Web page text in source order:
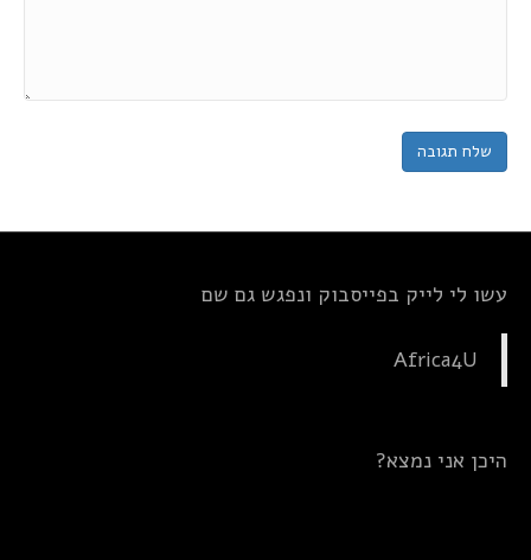
עשו לי לייק בפייסבוק ונפגש גם שם
Africa4U
היכן אני נמצא?